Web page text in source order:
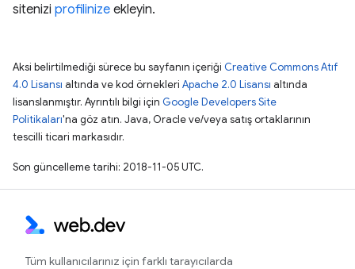
sitenizi profilinize ekleyin.
Aksi belirtilmediği sürece bu sayfanın içeriği Creative Commons Atıf
4.0 Lisansı altında ve kod örnekleri Apache 2.0 Lisansı altında
lisanslanmıştır. Ayrıntılı bilgi için Google Developers Site
Politikaları'na göz atın. Java, Oracle ve/veya satış ortaklarının
tescilli ticari markasıdır.
Son güncelleme tarihi: 2018-11-05 UTC.
Tüm kullanıcılarınız için farklı tarayıcılarda